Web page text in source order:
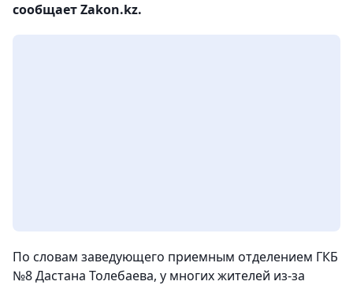
сообщает Zakon.kz.
По словам заведующего приемным отделением ГКБ
№8 Дастана Толебаева, у многих жителей из-за